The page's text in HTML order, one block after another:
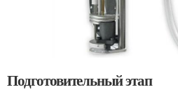
Подготовительный этап